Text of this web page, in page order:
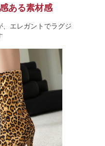
ある素材感
、エレガントでラグジ